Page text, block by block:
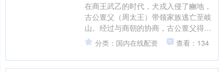
在商王武乙的时代，犬戎入侵了豳地，
古公亶父（周太王）带领家族逃亡至岐
山。经过与商朝的协商，古公亶父得以
在周原建立了周政权。然而，短短不到
百年，周国便从一个流亡部....
分类：国内在线配资 查看：134